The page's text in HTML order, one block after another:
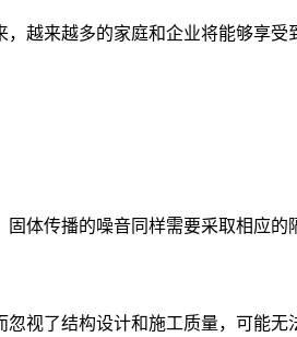
越来越多的家庭和企业将能够享受
体传播的噪音同样需要采取相应的
视了结构设计和施工质量，可能无